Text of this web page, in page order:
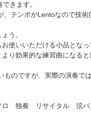
きます。
テンポがLentoなので技
う。
使いいただける小品となっ
り効果的な練習曲になると
のですが、実際の演奏で
独奏 リサイタル 弦バ